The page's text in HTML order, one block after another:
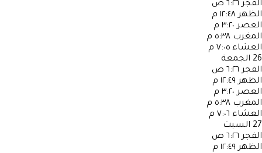
الفجر ٦:٢٦ ص
الظهر ١٢:٤٨ م
العصر ٣:٢٠ م
المغرب ٥:٣٨ م
العشاء ٧:٠٥ م
26 الجمعة
الفجر ٦:٢٦ ص
الظهر ١٢:٤٩ م
العصر ٣:٢٠ م
المغرب ٥:٣٨ م
العشاء ٧:٠٦ م
27 السبت
الفجر ٦:٢٦ ص
الظهر ١٢:٤٩ م